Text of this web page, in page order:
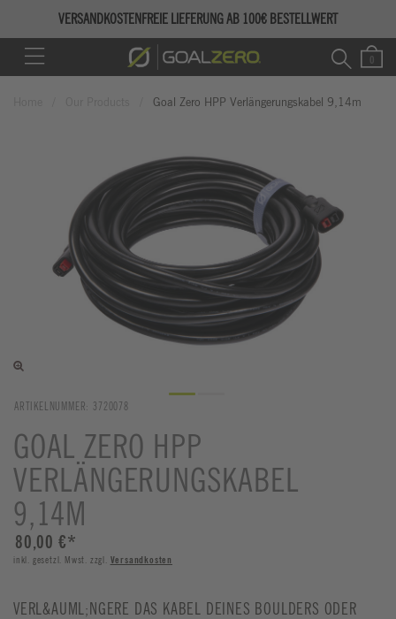
VERSANDKOSTENFREIE LIEFERUNG AB 100€ BESTELLWERT
Goal Zero HPP Verlängerungskabel 9,14m
ARTIKELNUMMER: 3720078
GOAL ZERO HPP
VERLÄNGERUNGSKABEL
9,14M
80,00 €*
inkl. gesetzl. Mwst. zzgl. Versandkosten
VERL&AUML;NGERE DAS KABEL DEINES BOULDERS ODER